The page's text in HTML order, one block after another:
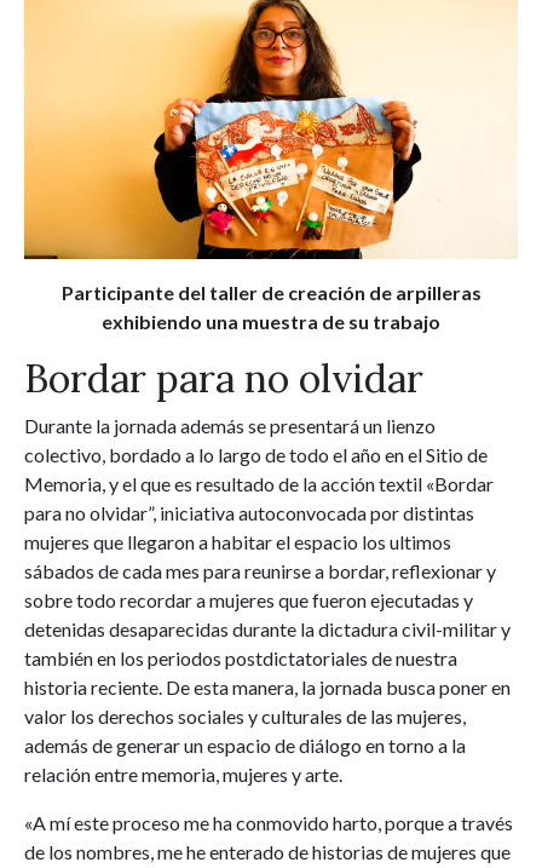
Participante del taller de creación de arpilleras
exhibiendo una muestra de su trabajo
Bordar para no olvidar
Durante la jornada además se presentará un lienzo
colectivo, bordado a lo largo de todo el año en el Sitio de
Memoria, y el que es resultado de la acción textil «Bordar
para no olvidar”, iniciativa autoconvocada por distintas
mujeres que llegaron a habitar el espacio los ultimos
sábados de cada mes para reunirse a bordar, reflexionar y
sobre todo recordar a mujeres que fueron ejecutadas y
detenidas desaparecidas durante la dictadura civil-militar y
también en los periodos postdictatoriales de nuestra
historia reciente. De esta manera, la jornada busca poner en
valor los derechos sociales y culturales de las mujeres,
además de generar un espacio de diálogo en torno a la
relación entre memoria, mujeres y arte.
«A mí este proceso me ha conmovido harto, porque a través
de los nombres, me he enterado de historias de mujeres que